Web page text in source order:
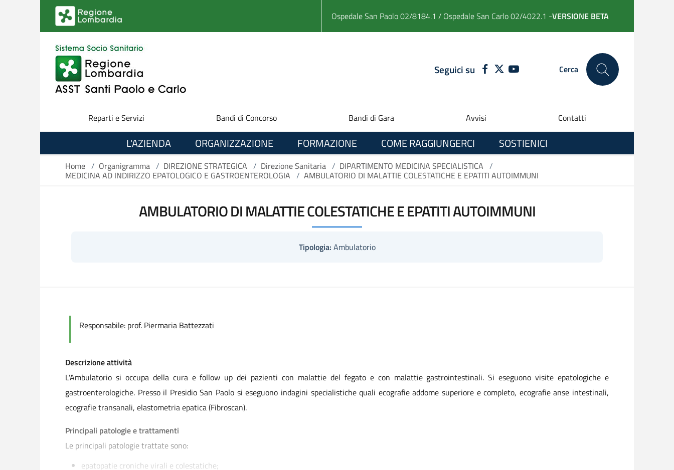
Salta al contenuto principale
Ospedale San Paolo 02/8184.1 / Ospedale San Carlo 02/4022.1 -VERSIONE BETA
Seguici suFACEBOOK
TWITTERYOUTUBE Cerca
Reparti e Servizi Bandi di Concorso Bandi di Gara Avvisi Contatti
L'AZIENDA ORGANIZZAZIONE FORMAZIONE COME RAGGIUNGERCI SOSTIENICI
Home / Organigramma / DIREZIONE STRATEGICA / Direzione Sanitaria / DIPARTIMENTO MEDICINA SPECIALISTICA /
MEDICINA AD INDIRIZZO EPATOLOGICO E GASTROENTEROLOGIA / AMBULATORIO DI MALATTIE COLESTATICHE E EPATITI AUTOIMMUNI
AMBULATORIO DI MALATTIE COLESTATICHE E EPATITI AUTOIMMUNI
Tipologia: Ambulatorio
Responsabile: prof. Piermaria Battezzati
Descrizione attività
L'Ambulatorio si occupa della cura e follow up dei pazienti con malattie del fegato e con malattie gastrointestinali. Si eseguono visite epatologiche e
gastroenterologiche. Presso il Presidio San Paolo si eseguono indagini specialistiche quali ecografie addome superiore e completo, ecografie anse intestinali,
ecografie transanali, elastometria epatica (Fibroscan).
Principali patologie e trattamenti
Le principali patologie trattate sono:
epatopatie croniche virali e colestatiche;